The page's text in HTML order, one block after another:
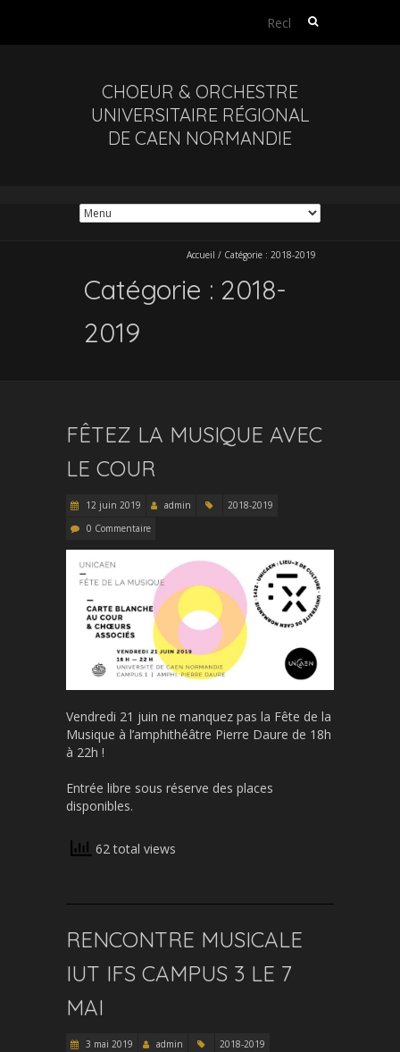
Rechercher :
CHOEUR & ORCHESTRE
UNIVERSITAIRE RÉGIONAL
DE CAEN NORMANDIE
Accueil / Catégorie : 2018-2019
Catégorie : 2018-
2019
FÊTEZ LA MUSIQUE AVEC
LE COUR
12 juin 2019 admin
2018-2019
0 Commentaire
Vendredi 21 juin ne manquez pas la Fête de la
Musique à l’amphithéâtre Pierre Daure de 18h
à 22h !
Entrée libre sous réserve des places
disponibles.
62 total views
RENCONTRE MUSICALE
IUT IFS CAMPUS 3 LE 7
MAI
3 mai 2019 admin
2018-2019